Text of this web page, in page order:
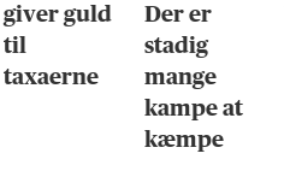
giver guld
til
taxaerne
Der er
stadig
mange
kampe at
kæmpe